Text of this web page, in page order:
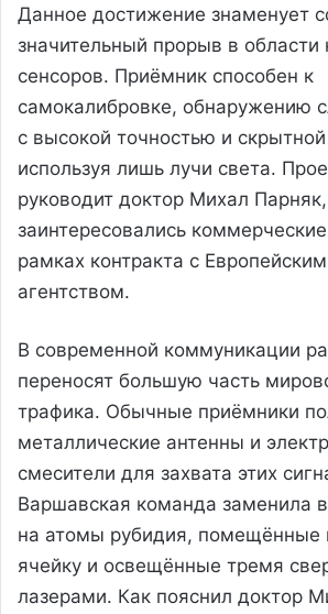
Данное достижение знаменует
значительный прорыв в области
сенсоров. Приёмник способен к
самокалибровке, обнаружению
с высокой точностью и
используя лишь лучи света.
руководит доктор Михал
заинтересовались
рамках контракта с
агентством.
В современной коммуникации
переносят большую часть
трафика. Обычные приёмники
металлические антенны и
смесители для захвата этих
Варшавская команда заменила
на атомы рубидия, помещённые
ячейку и освещённые тремя
лазерами. Как пояснил доктор